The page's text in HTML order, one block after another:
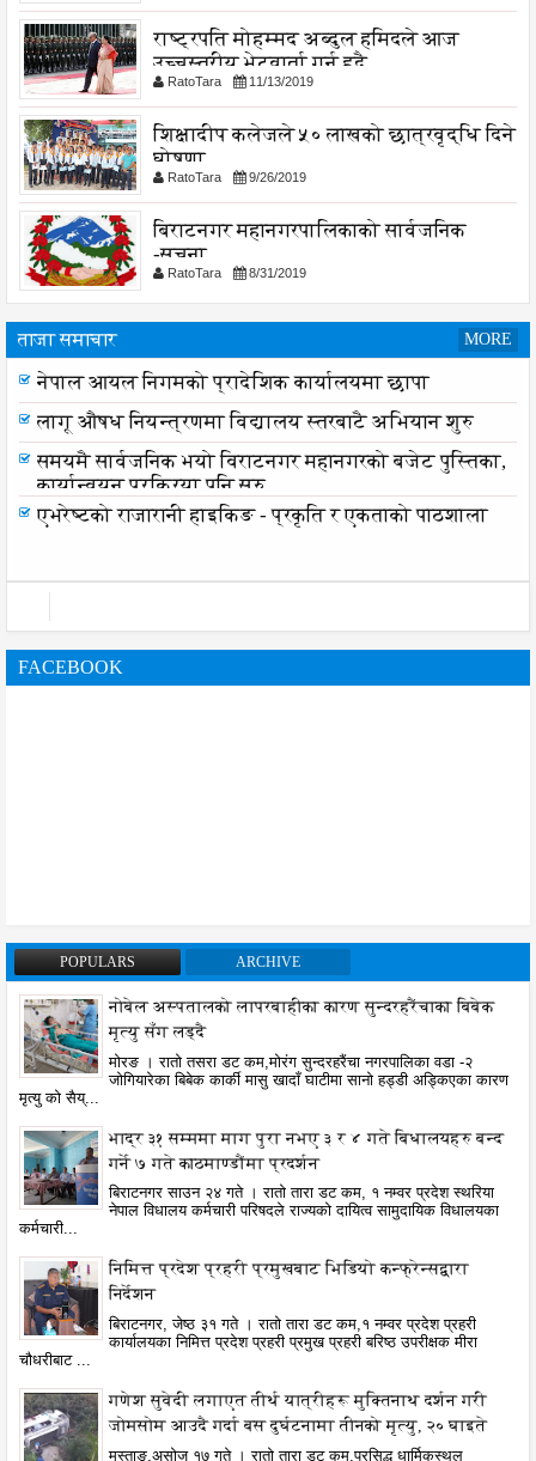
राष्ट्रपति मोहम्मद अब्दुल हमिदले आज
उच्चस्तरीय भेटवार्ता गर्नु हुदै,
RatoTara 11/13/2019
शिक्षादीप कलेजले ५० लाखको छात्रवृद्धि दिने
घोषणा
RatoTara 9/26/2019
बिराटनगर महानगरपालिकाको सार्वजनिक
-सुचना
RatoTara 8/31/2019
ताजा समाचार MORE
नेपाल आयल निगमको प्रादेशिक कार्यालयमा छापा
लागू औषध नियन्त्रणमा विद्यालय स्तरबाटै अभियान शुरु
समयमै सार्वजनिक भयो विराटनगर महानगरको बजेट पुस्तिका,
कार्यान्वयन प्रक्रिया पनि सुरु
एभरेष्टको राजारानी हाइकिङ - प्रकृति र एकताको पाठशाला
FACEBOOK
POPULARS ARCHIVE
नोबेल अस्पतालको लापरबाहीका कारण सुन्दरहरैंचाका बिबेक
मृत्यु सँग लड्दै
मोरङ । रातो तसरा डट कम,मोरंग सुन्दरहरैंचा नगरपालिका वडा -२
जोगियारेका बिबेक कार्की मासु खादाँ घाटीमा सानो हड्डी अड्किएका कारण
मृत्यु को सैय्...
भाद्र ३१ सम्ममा माग पुरा नभए ३ र ४ गते बिधालयहरु बन्द
गर्ने ७ गते काठमाण्डौंमा प्रदर्शन
बिराटनगर साउन २४ गते । रातो तारा डट कम, १ नम्वर प्रदेश स्थरिया
नेपाल विधालय कर्मचारी परिषदले राज्यको दायित्व सामुदायिक विधालयका
कर्मचारी...
निमित्त प्रदेश प्रहरी प्रमुखबाट भिडियो कन्फ्रेन्सद्वारा
निर्देशन
बिराटनगर, जेष्ठ ३१ गते । रातो तारा डट कम,१ नम्वर प्रदेश प्रहरी
कार्यालयका निमित्त प्रदेश प्रहरी प्रमुख प्रहरी बरिष्ठ उपरीक्षक मीरा
चौधरीबाट ...
गणेश सुवेदी लगाएत तीर्थ यात्रीहरू मुक्तिनाथ दर्शन गरी
जोमसोम आउदै गर्दा बस दुर्घटनामा तीनको मृत्यु, २० घाइते
मुस्ताङ,असोज १७ गते । रातो तारा डट कम,प्रसिद्ध धार्मिकस्थल